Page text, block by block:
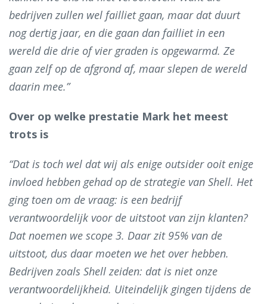
bedrijven zullen wel failliet gaan, maar dat duurt
nog dertig jaar, en die gaan dan failliet in een
wereld die drie of vier graden is opgewarmd. Ze
gaan zelf op de afgrond af, maar slepen de wereld
daarin mee.”
Over op welke prestatie Mark het meest
trots is
“Dat is toch wel dat wij als enige outsider ooit enige
invloed hebben gehad op de strategie van Shell. Het
ging toen om de vraag: is een bedrijf
verantwoordelijk voor de uitstoot van zijn klanten?
Dat noemen we scope 3. Daar zit 95% van de
uitstoot, dus daar moeten we het over hebben.
Bedrijven zoals Shell zeiden: dat is niet onze
verantwoordelijkheid. Uiteindelijk gingen tijdens de